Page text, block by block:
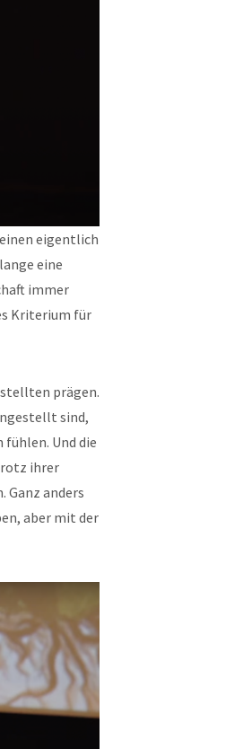
einen eigentlich
eine
immer
Kriterium für
prägen.
sind,
Und die
ihrer
anders
aber mit der